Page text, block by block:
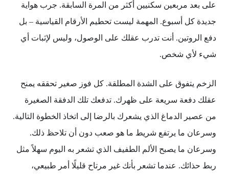
على بعد مربعين سكنيين أكثر من المرة السابقة. جرب هواية
جديدة كل أسبوع. المهمة ليست تحطيم الأرقام القياسية – بل
دفع الروتين. أنت تدرب عقلك على الوصول، وليس لإثبات أي
شيء لأي شخص.
الزخم يتفوق على الشدة المطلقة. كل فوز صغير تحققه يمنح
عقلك دفعة سريعة على ظهرك. تدفعك تلك الدفقة الصغيرة
من عصير الدماغ الذي يشعرك بالرضا إلى اتخاذ الخطوة التالية.
وسرعان ما يرتفع شريط ما هو صعب دون أن تلاحظ ذلك.
وسرعان ما يصبح الألم الطفيف الذي تشعر به اليوم سهلاً مثل
ربط حذائك. عندما تشعر بأنك غير مرتاح قليلًا أمر طبيعي،